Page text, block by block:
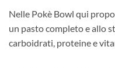
Nelle Pokè Bowl qui
un pasto completo e allo
carboidrati, proteine e